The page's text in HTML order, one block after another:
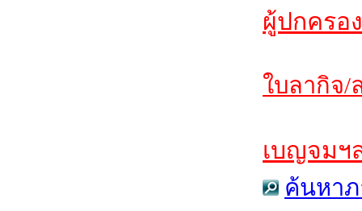
ผู้ปกครอ
ใบลากิจ/
เบญจมฯ
ค้นหาภ